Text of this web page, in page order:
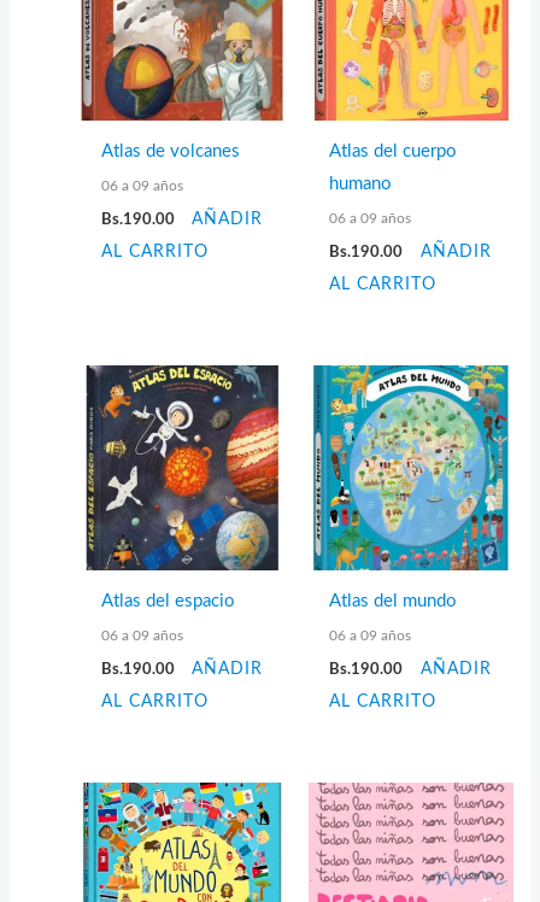
Atlas de volcanes
06 a 09 años
Bs.190.00
AÑADIR
AL CARRITO
Atlas del cuerpo
humano
06 a 09 años
Bs.190.00
AÑADIR
AL CARRITO
Atlas del espacio
06 a 09 años
Bs.190.00
AÑADIR
AL CARRITO
Atlas del mundo
06 a 09 años
Bs.190.00
AÑADIR
AL CARRITO